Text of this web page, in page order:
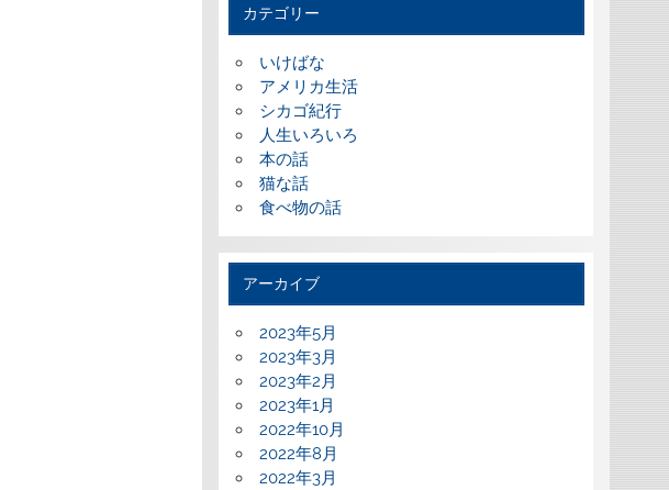
カテゴリー
いけばな
アメリカ生活
シカゴ紀行
人生いろいろ
本の話
猫な話
食べ物の話
アーカイブ
2023年5月
2023年3月
2023年2月
2023年1月
2022年10月
2022年8月
2022年3月